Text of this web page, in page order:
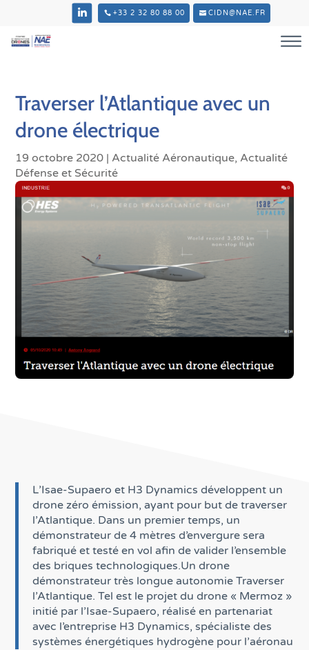
+33 2 32 80 88 00 CIDN@NAE.FR
Traverser l’Atlantique avec un
drone électrique
19 octobre 2020 | Actualité Aéronautique, Actualité
Défense et Sécurité
L’Isae-Supaero et H3 Dynamics développent un
drone zéro émission, ayant pour but de traverser
l’Atlantique. Dans un premier temps, un
démonstrateur de 4 mètres d’envergure sera
fabriqué et testé en vol afin de valider l’ensemble
des briques technologiques.Un drone
démonstrateur très longue autonomie Traverser
l’Atlantique. Tel est le projet du drone « Mermoz »
initié par l’Isae-Supaero, réalisé en partenariat
avec l’entreprise H3 Dynamics, spécialiste des
systèmes énergétiques hydrogène pour l’aéronau